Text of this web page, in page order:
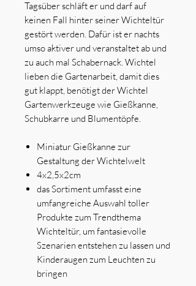
Tagsüber schläft er und darf auf
keinen Fall hinter seiner Wichteltür
gestört werden. Dafür ist er nachts
umso aktiver und veranstaltet ab und
zu auch mal Schabernack. Wichtel
lieben die Gartenarbeit, damit dies
gut klappt, benötigt der Wichtel
Gartenwerkzeuge wie Gießkanne,
Schubkarre und Blumentöpfe.
Miniatur Gießkanne zur
Gestaltung der Wichtelwelt
4x2,5x2cm
das Sortiment umfasst eine
umfangreiche Auswahl toller
Produkte zum Trendthema
Wichteltür, um fantasievolle
Szenarien entstehen zu lassen und
Kinderaugen zum Leuchten zu
bringen